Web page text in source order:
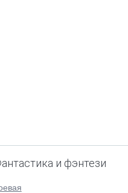
и фэнтези